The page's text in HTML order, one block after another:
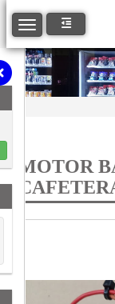
Toggle navigation
MOTOR